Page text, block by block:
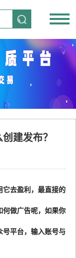
请先登录 免费注册
建发布？
它去盈利，最直接的
何做广告呢，如果你
平台，输入账号与